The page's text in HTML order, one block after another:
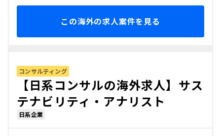
この海外の求人案件を見る
コンサルティング
【日系コンサルの海外求人】サス
テナビリティ・アナリスト
日系企業